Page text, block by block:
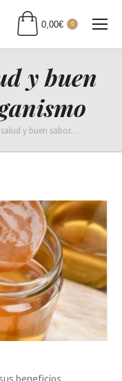
0,00€ 0
y buen
y buen sabor…